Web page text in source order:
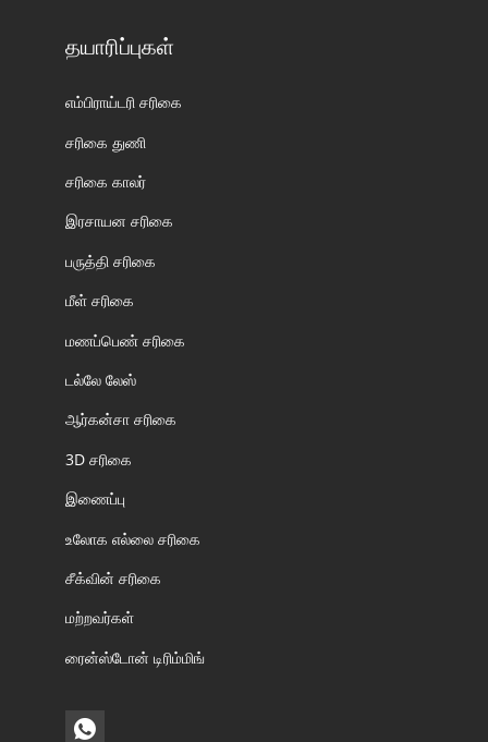
தயாரிப்புகள்
எம்பிராய்டரி சரிகை
சரிகை துணி
சரிகை காலர்
இரசாயன சரிகை
பருத்தி சரிகை
மீள் சரிகை
மணப்பெண் சரிகை
டல்லே லேஸ்
ஆர்கன்சா சரிகை
3D சரிகை
இணைப்பு
உலோக எல்லை சரிகை
சீக்வின் சரிகை
மற்றவர்கள்
ரைன்ஸ்டோன் டிரிம்மிங்